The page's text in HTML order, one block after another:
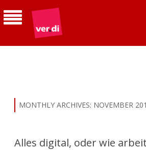
MONTHLY ARCHIVES: NOVEMBER
Alles digital, oder wie